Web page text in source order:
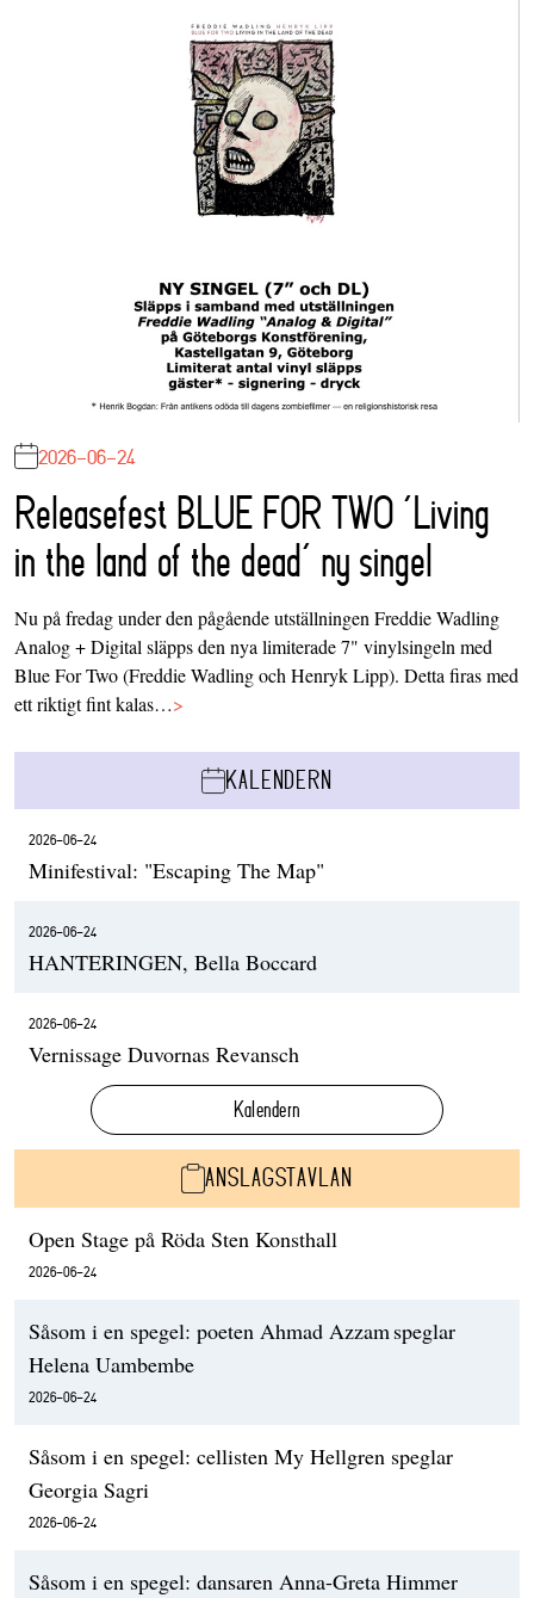
2026-06-24
Releasefest BLUE FOR TWO ‘Living
in the land of the dead’ ny singel
Nu på fredag under den pågående utställningen Freddie Wadling
Analog + Digital släpps den nya limiterade 7" vinylsingeln med
Blue For Two (Freddie Wadling och Henryk Lipp). Detta firas med
ett riktigt fint kalas…>
KALENDERN
2026-06-24
Minifestival: "Escaping The Map"
2026-06-24
HANTERINGEN, Bella Boccard
2026-06-24
Vernissage Duvornas Revansch
Kalendern
ANSLAGSTAVLAN
Open Stage på Röda Sten Konsthall
2026-06-24
Såsom i en spegel: poeten Ahmad Azzam speglar
Helena Uambembe
2026-06-24
Såsom i en spegel: cellisten My Hellgren speglar
Georgia Sagri
2026-06-24
Såsom i en spegel: dansaren Anna-Greta Himmer